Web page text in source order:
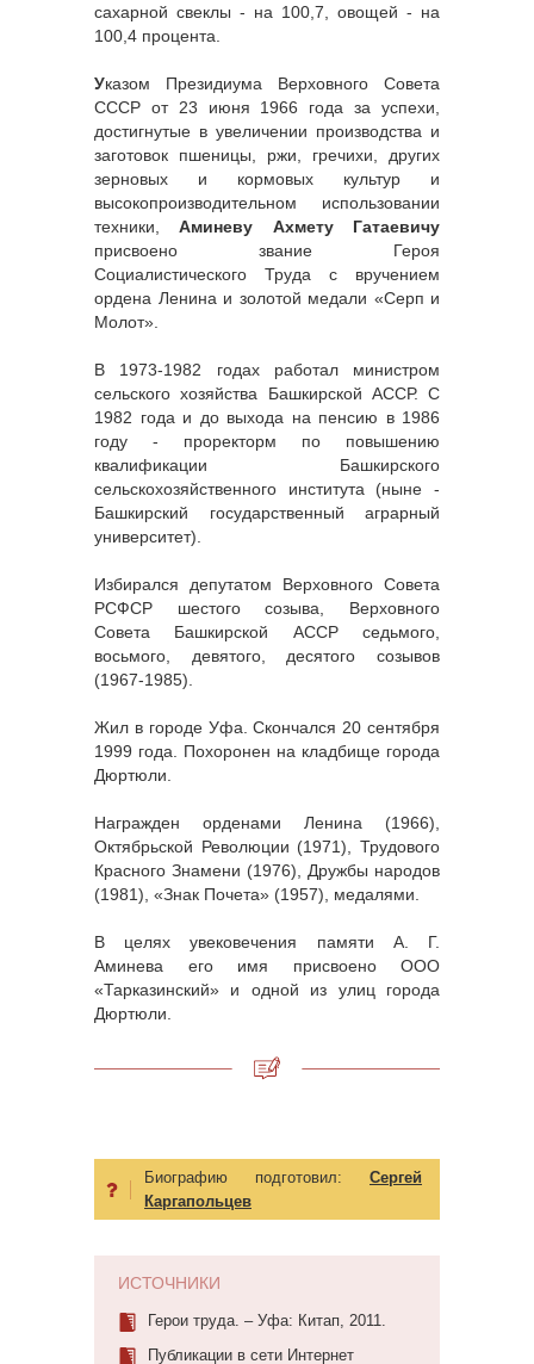
сахарной свеклы - на 100,7, овощей - на
100,4 процента.
Указом Президиума Верховного Совета
СССР от 23 июня 1966 года за успехи,
достигнутые в увеличении производства и
заготовок пшеницы, ржи, гречихи, других
зерновых и кормовых культур и
высокопроизводительном использовании
техники,Аминеву Ахмету Гатаевичу
присвоено звание Героя
Социалистического Труда с вручением
ордена Ленина и золотой медали «Серп и
Молот».
В 1973-1982 годах работал министром
сельского хозяйства Башкирской АССР. С
1982 года и до выхода на пенсию в 1986
году - проректорм по повышению
квалификации Башкирского
сельскохозяйственного института (ныне -
Башкирский государственный аграрный
университет).
Избирался депутатом Верховного Совета
РСФСР шестого созыва, Верховного
Совета Башкирской АССР седьмого,
восьмого, девятого, десятого созывов
(1967-1985).
Жил в городе Уфа. Скончался 20 сентября
1999 года. Похоронен на кладбище города
Дюртюли.
Награжден орденами Ленина (1966),
Октябрьской Революции (1971), Трудового
Красного Знамени (1976), Дружбы народов
(1981), «Знак Почета» (1957), медалями.
В целях увековечения памяти А. Г.
Аминева его имя присвоено ООО
«Тарказинский» и одной из улиц города
Дюртюли.
Биографию подготовил: Сергей
Каргапольцев
ИСТОЧНИКИ
Герои труда. – Уфа: Китап, 2011.
Публикации в сети Интернет